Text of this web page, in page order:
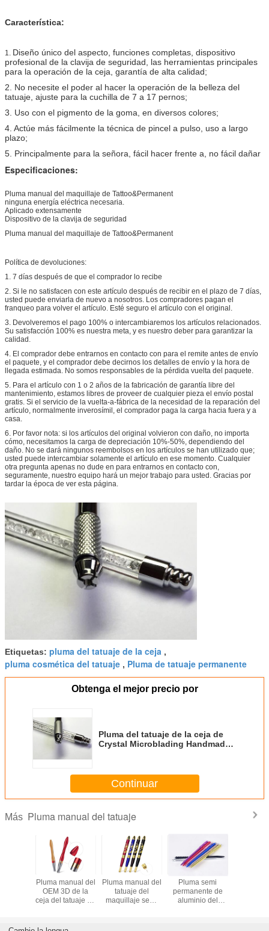
Característica:
1. Diseño único del aspecto, funciones completas, dispositivo
profesional de la clavija de seguridad, las herramientas principales
para la operación de la ceja, garantía de alta calidad;
2. No necesite el poder al hacer la operación de la belleza del
tatuaje, ajuste para la cuchilla de 7 a 17 pernos;
3. Uso con el pigmento de la goma, en diversos colores;
4. Actúe más fácilmente la técnica de pincel a pulso, uso a largo
plazo;
5. Principalmente para la señora, fácil hacer frente a, no fácil dañar
Especificaciones:
Pluma manual del maquillaje de Tattoo&Permanent
ninguna energía eléctrica necesaria.
Aplicado extensamente
Dispositivo de la clavija de seguridad
Pluma manual del maquillaje de Tattoo&Permanent
Política de devoluciones:
1. 7 días después de que el comprador lo recibe
2. Si le no satisfacen con este artículo después de recibir en el plazo de 7 días,
usted puede enviarla de nuevo a nosotros. Los compradores pagan el
franqueo para volver el artículo. Esté seguro el artículo con el original.
3. Devolveremos el pago 100% o intercambiaremos los artículos relacionados.
Su satisfacción 100% es nuestra meta, y es nuestro deber para garantizar la
calidad.
4. El comprador debe entrarnos en contacto con para el remite antes de envío
el paquete, y el comprador debe decirnos los detalles de envío y la hora de
llegada estimada. No somos responsables de la pérdida vuelta del paquete.
5. Para el artículo con 1 o 2 años de la fabricación de garantía libre del
mantenimiento, estamos libres de proveer de cualquier pieza el envío postal
gratis. Si el servicio de la vuelta-a-fábrica de la necesidad de la reparación del
artículo, normalmente inverosímil, el comprador paga la carga hacia fuera y a
casa.
6. Por favor nota: si los artículos del original volvieron con daño, no importa
cómo, necesitamos la carga de depreciación 10%-50%, dependiendo del
daño. No se dará ningunos reembolsos en los artículos se han utilizado que;
usted puede intercambiar solamente el artículo en ese momento. Cualquier
otra pregunta apenas no dude en para entrarnos en contacto con,
seguramente, nuestro equipo hará un mejor trabajo para usted. Gracias por
tardar la época de ver esta página.
Etiquetas: pluma del tatuaje de la ceja ,
pluma cosmética del tatuaje , Pluma de tatuaje permanente
Obtenga el mejor precio por
Pluma del tatuaje de la ceja de
Crystal Microblading Handmade
Continuar
Más Pluma manual del tatuaje
Pluma manual del
OEM 3D de la
ceja del tatuaje de
Pluma manual del
tatuaje del
maquillaje semi
Pluma semi
permanente de
aluminio del